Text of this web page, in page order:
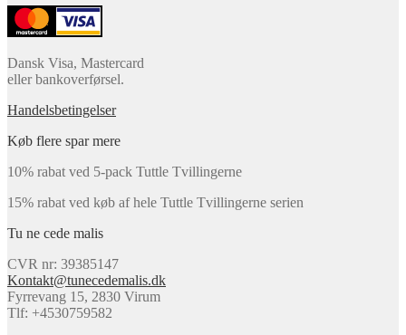
Dansk Visa, Mastercard
eller bankoverførsel.
Handelsbetingelser
Køb flere spar mere
10% rabat ved 5-pack Tuttle Tvillingerne
15% rabat ved køb af hele Tuttle Tvillingerne serien
Tu ne cede malis
CVR nr: 39385147
Kontakt@tunecedemalis.dk
Fyrrevang 15, 2830 Virum
Tlf: +4530759582